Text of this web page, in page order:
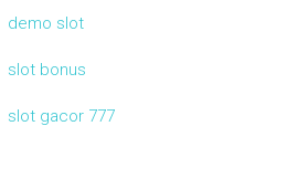
demo slot
slot bonus
slot gacor 777